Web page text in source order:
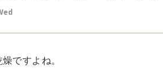
ですよね。